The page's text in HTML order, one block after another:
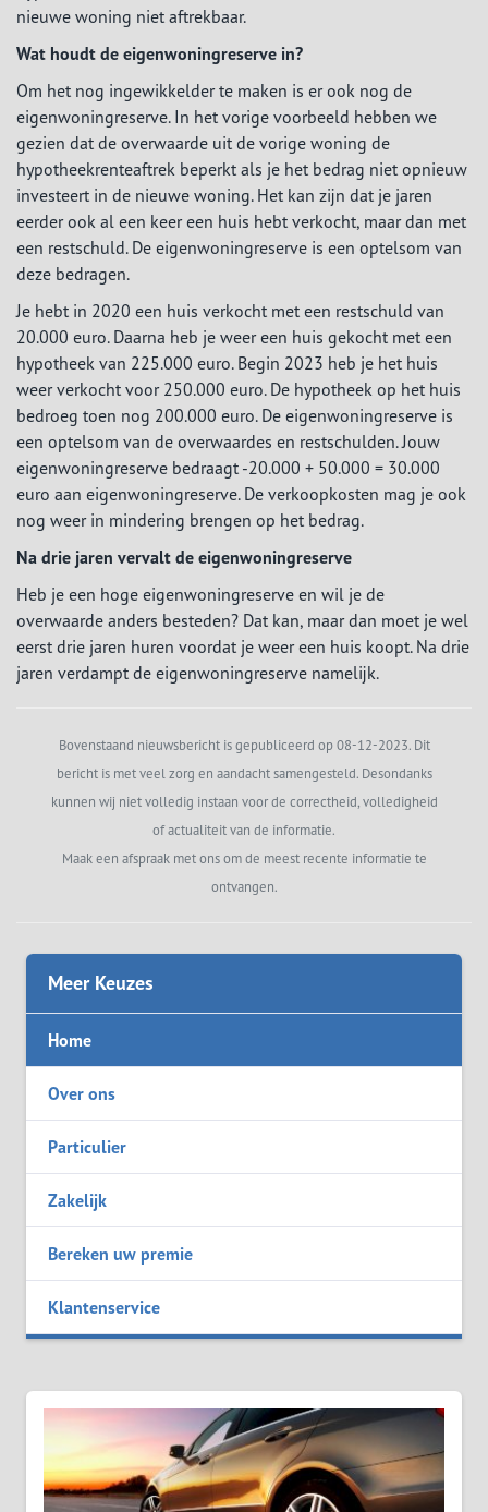
nieuwe woning niet aftrekbaar.
Wat houdt de eigenwoningreserve in?
Om het nog ingewikkelder te maken is er ook nog de
eigenwoningreserve. In het vorige voorbeeld hebben we
gezien dat de overwaarde uit de vorige woning de
hypotheekrenteaftrek beperkt als je het bedrag niet opnieuw
investeert in de nieuwe woning. Het kan zijn dat je jaren
eerder ook al een keer een huis hebt verkocht, maar dan met
een restschuld. De eigenwoningreserve is een optelsom van
deze bedragen.
Je hebt in 2020 een huis verkocht met een restschuld van
20.000 euro. Daarna heb je weer een huis gekocht met een
hypotheek van 225.000 euro. Begin 2023 heb je het huis
weer verkocht voor 250.000 euro. De hypotheek op het huis
bedroeg toen nog 200.000 euro. De eigenwoningreserve is
een optelsom van de overwaardes en restschulden. Jouw
eigenwoningreserve bedraagt -20.000 + 50.000 = 30.000
euro aan eigenwoningreserve. De verkoopkosten mag je ook
nog weer in mindering brengen op het bedrag.
Na drie jaren vervalt de eigenwoningreserve
Heb je een hoge eigenwoningreserve en wil je de
overwaarde anders besteden? Dat kan, maar dan moet je wel
eerst drie jaren huren voordat je weer een huis koopt. Na drie
jaren verdampt de eigenwoningreserve namelijk.
Bovenstaand nieuwsbericht is gepubliceerd op 08-12-2023. Dit
bericht is met veel zorg en aandacht samengesteld. Desondanks
kunnen wij niet volledig instaan voor de correctheid, volledigheid
of actualiteit van de informatie.
Maak een afspraak met ons om de meest recente informatie te
ontvangen.
Meer Keuzes
Home
Over ons
Particulier
Zakelijk
Bereken uw premie
Klantenservice